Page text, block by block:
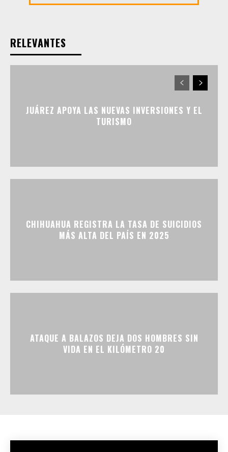
RELEVANTES
JUÁREZ APOYA LAS NUEVAS INVERSIONES Y EL
TURISMO
CHIHUAHUA REGISTRA LA TASA DE SUICIDIOS
MÁS ALTA DEL PAÍS EN 2025
ATAQUE A BALAZOS DEJA DOS HOMBRES SIN
VIDA EN EL KILÓMETRO 20